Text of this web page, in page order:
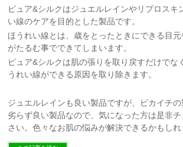
ピュア&シルクはジュエルレインやリプロスキ
い線のケアを目的とした製品です。
ほうれい線とは、歳をとったときにできる目
がたるむ事でできてしまいます。
ピュア&シルクは肌の張りを取り戻すだけでな
うれい線ができる原因を取り除きます。
ジュエルレインも良い製品ですが、ピカイチ
劣らず良い製品なので、気になった方は是非
さい。色々なお肌の悩みが解決できるかもしれ